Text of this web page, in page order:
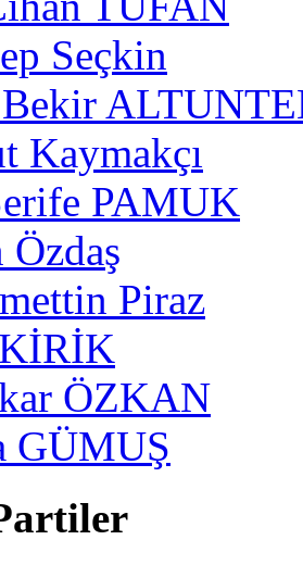
Seçkin
Bekir
Kaymakçı
PAMUK
Özdaş
Piraz
ÖZKAN
GÜMUŞ